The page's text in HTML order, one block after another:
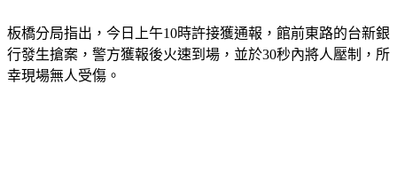
板橋分局指出，今日上午10時許接獲通報，館前東路的台新銀
行發生搶案，警方獲報後火速到場，並於30秒內將人壓制，所
幸現場無人受傷。